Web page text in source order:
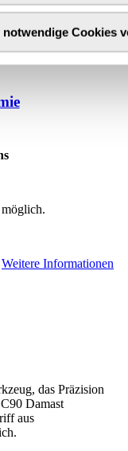
notwendige Cookies
Weitere Informationen
das Präzision
Damast
aus